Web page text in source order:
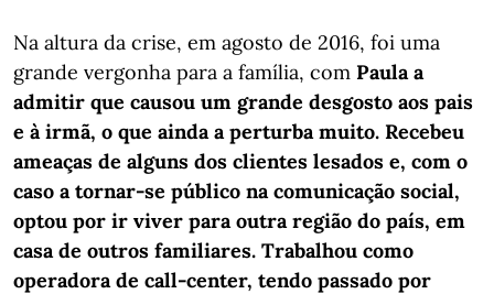
Na altura da crise, em agosto de 2016, foi uma
grande vergonha para a família, com Paula a
admitir que causou um grande desgosto aos pais
e à irmã, o que ainda a perturba muito. Recebeu
ameaças de alguns dos clientes lesados e, com o
caso a tornar-se público na comunicação social,
optou por ir viver para outra região do país, em
casa de outros familiares. Trabalhou como
operadora de call-center, tendo passado por